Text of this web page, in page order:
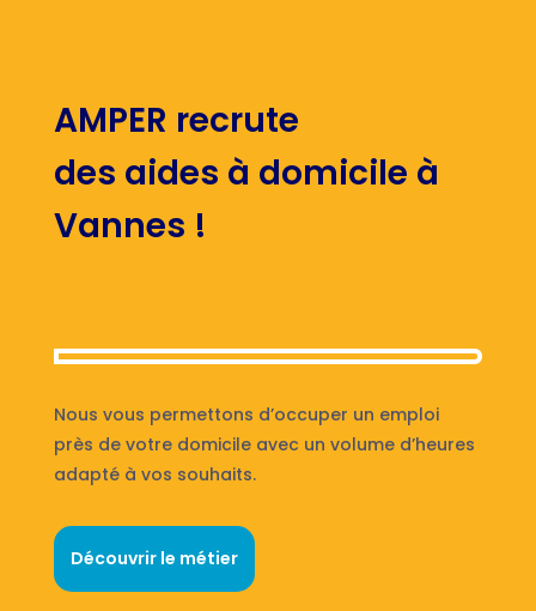
AMPER recrute
des aides à domicile à
Vannes !
Nous vous permettons d’occuper un emploi
près de votre domicile avec un volume d’heures
adapté à vos souhaits.
Découvrir le métier